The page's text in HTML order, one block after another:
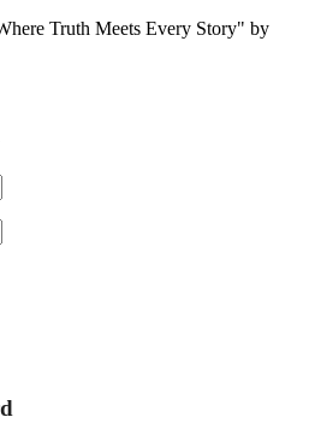
Truth Meets Every Story" by